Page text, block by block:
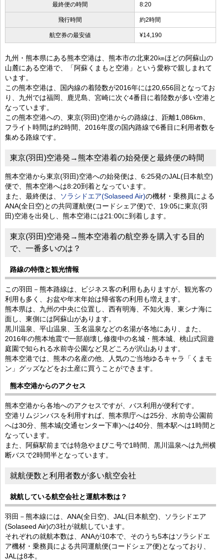
最終便の時間 8:20
飛行時間 約2時間
航空券の最安値 ¥14,190
九州・熊本県にある熊本空港は、熊本市の北東20㎞ほどの阿蘇山の
山麓にある空港で、「阿蘇くまもと空港」という愛称で親しまれて
います。
この熊本空港は、国内線の着陸数が2016年には20,656回となってお
り、九州では福岡、鹿児島、宮崎に次ぐ4番目に着陸数が多い空港と
なっています。
この熊本空港への、東京(羽田)空港からの路線は、距離1,086km、
フライト時間は約2時間、2016年度の国内路線で6番目に利用者数を
集める路線です。
東京(羽田)空港発→熊本空港着の始発便と最終便の時間
熊本空港から東京(羽田)空港への始発便は、6:25発のJAL(日本航空)
便で、熊本空港へは8:20到着となっています。
また、最終便は、
ソラシドエア(Solaseed Air)の機材・乗務員による
ANA(全日空)との共同運航便(コードシェア便)で、19:05に東京(羽
田)空港を出発し、熊本空港には21:00に到着します。
東京(羽田)空港発→熊本空港着の航空券を購入する目的
で、一番多いのは？
路線の特徴と観光情報
この羽田－熊本路線は、ビジネス客の利用もありますが、観光客の
利用も多く、お盆や年末年始は帰省客の利用も増えます。
熊本県は、九州の中央に位置し、西有明海、不知火海、東シナ海に
面し、東側には阿蘇山があります。
黒川温泉、平山温泉、玉名温泉などの名湯が各地にあり、また、
2016年の熊本地震で一部崩壊し修復中の名城・熊本城、桃山式回遊
庭園で知られる水前寺公園など見どころが沢山あります。
熊本空港では、熊本の名産の他、人気のご当地ゆるキャラ「くまモ
ン」グッズなどをお土産に買うことができます。
熊本空港からのアクセス
熊本空港から各地へのアクセスですが、バス利用が便利です。
空港リムジンバスを利用すれば、熊本県庁へは25分、水前寺公園前
へは30分、熊本城(交通センター下車)へは40分、熊本駅へは1時間と
なっています。
また、阿蘇駅前までは特急やまびこ号で1時間、黒川温泉へは九州横
断バスで2時間半となっています。
就航便数と利用者数が多い航空会社
就航している航空会社と運航本数は？
羽田－熊本線には、ANA(全日空)、JAL(日本航空)、ソラシドエア
(Solaseed Air)の3社が就航しています。
それぞれの就航本数は、ANAが10本で、そのうち5本はソラシドエ
ア機材・乗務員による共同運航便(コードシェア便)となっており、
JALは8本。